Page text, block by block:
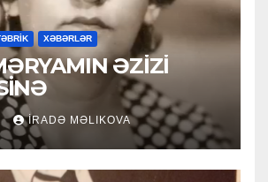
XƏBƏRLƏR
ƏZİZİ
İRADƏ MƏLIKOVA